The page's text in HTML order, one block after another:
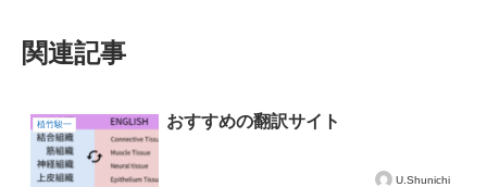
関連記事
植竹駿一 おすすめの翻訳サイト
U.Shunichi